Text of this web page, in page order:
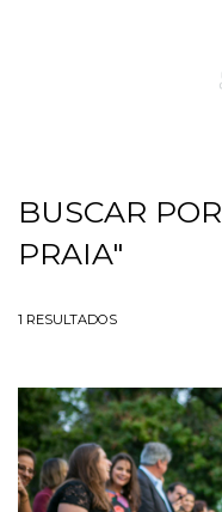
BUSCAR POR
PRAIA"
1 RESULTADOS